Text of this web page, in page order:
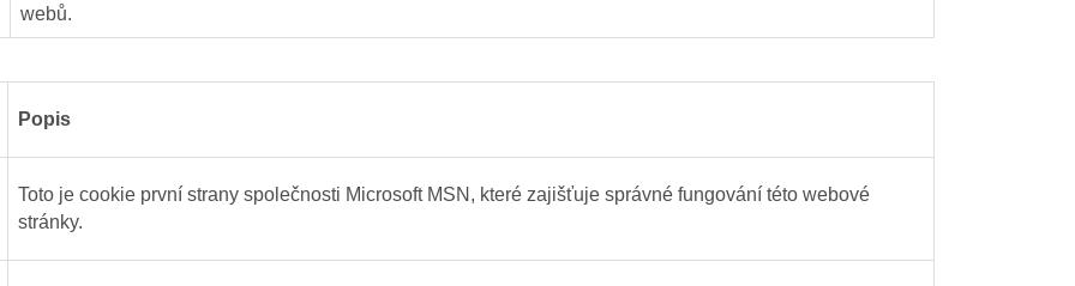
webů.
Popis
Toto je cookie první strany společnosti Microsoft MSN, které zajišťuje správné fungování této webové
stránky.